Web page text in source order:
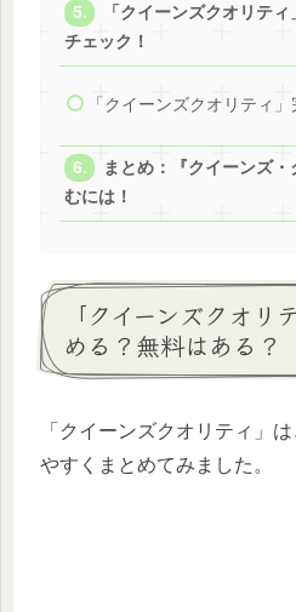
「クイーンズクオリテ
チェック！
「クイーンズクオリティ
まとめ：『クイーンズ
むには！
「クイーンズクオ
める？無料はある？
「クイーンズクオリティ」
やすくまとめてみました。